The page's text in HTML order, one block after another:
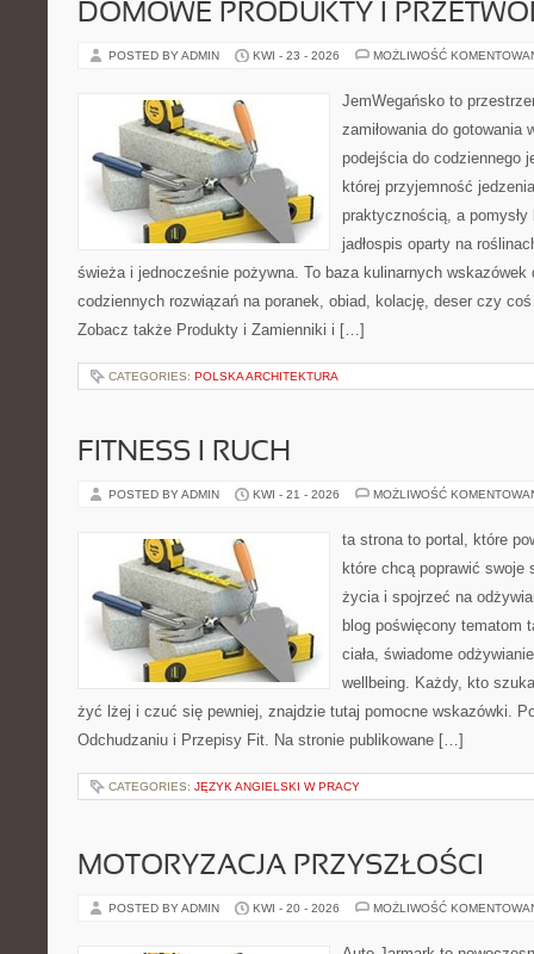
DOMOWE PRODUKTY I
POSTED BY ADMIN KWI - 23 - 2026 MOŻLIWOŚĆ
JemWegańsko to
zamiłowania do gotowania
podejścia do codziennego
której przyjemność
praktycznością, a
jadłospis oparty na
świeża i jednocześnie pożywna. To baza kulinarnych
codziennych rozwiązań na poranek, obiad, kolację, deser czy
Zobacz także Produkty i Zamienniki i […]
CATEGORIES: POLSKA ARCHITEKTURA
FITNESS I RUCH
POSTED BY ADMIN KWI - 21 - 2026 MOŻLIWOŚĆ
ta strona to portal, które
które chcą poprawić
życia i spojrzeć na
blog poświęcony tematom
ciała, świadome
wellbeing. Każdy, kto
żyć lżej i czuć się pewniej, znajdzie tutaj pomocne wskazówki.
Odchudzaniu i Przepisy Fit. Na stronie publikowane […]
CATEGORIES: JĘZYK ANGIELSKI W PRACY
MOTORYZACJA PRZYSZŁOŚCI
POSTED BY ADMIN KWI - 20 - 2026 MOŻLIWOŚĆ